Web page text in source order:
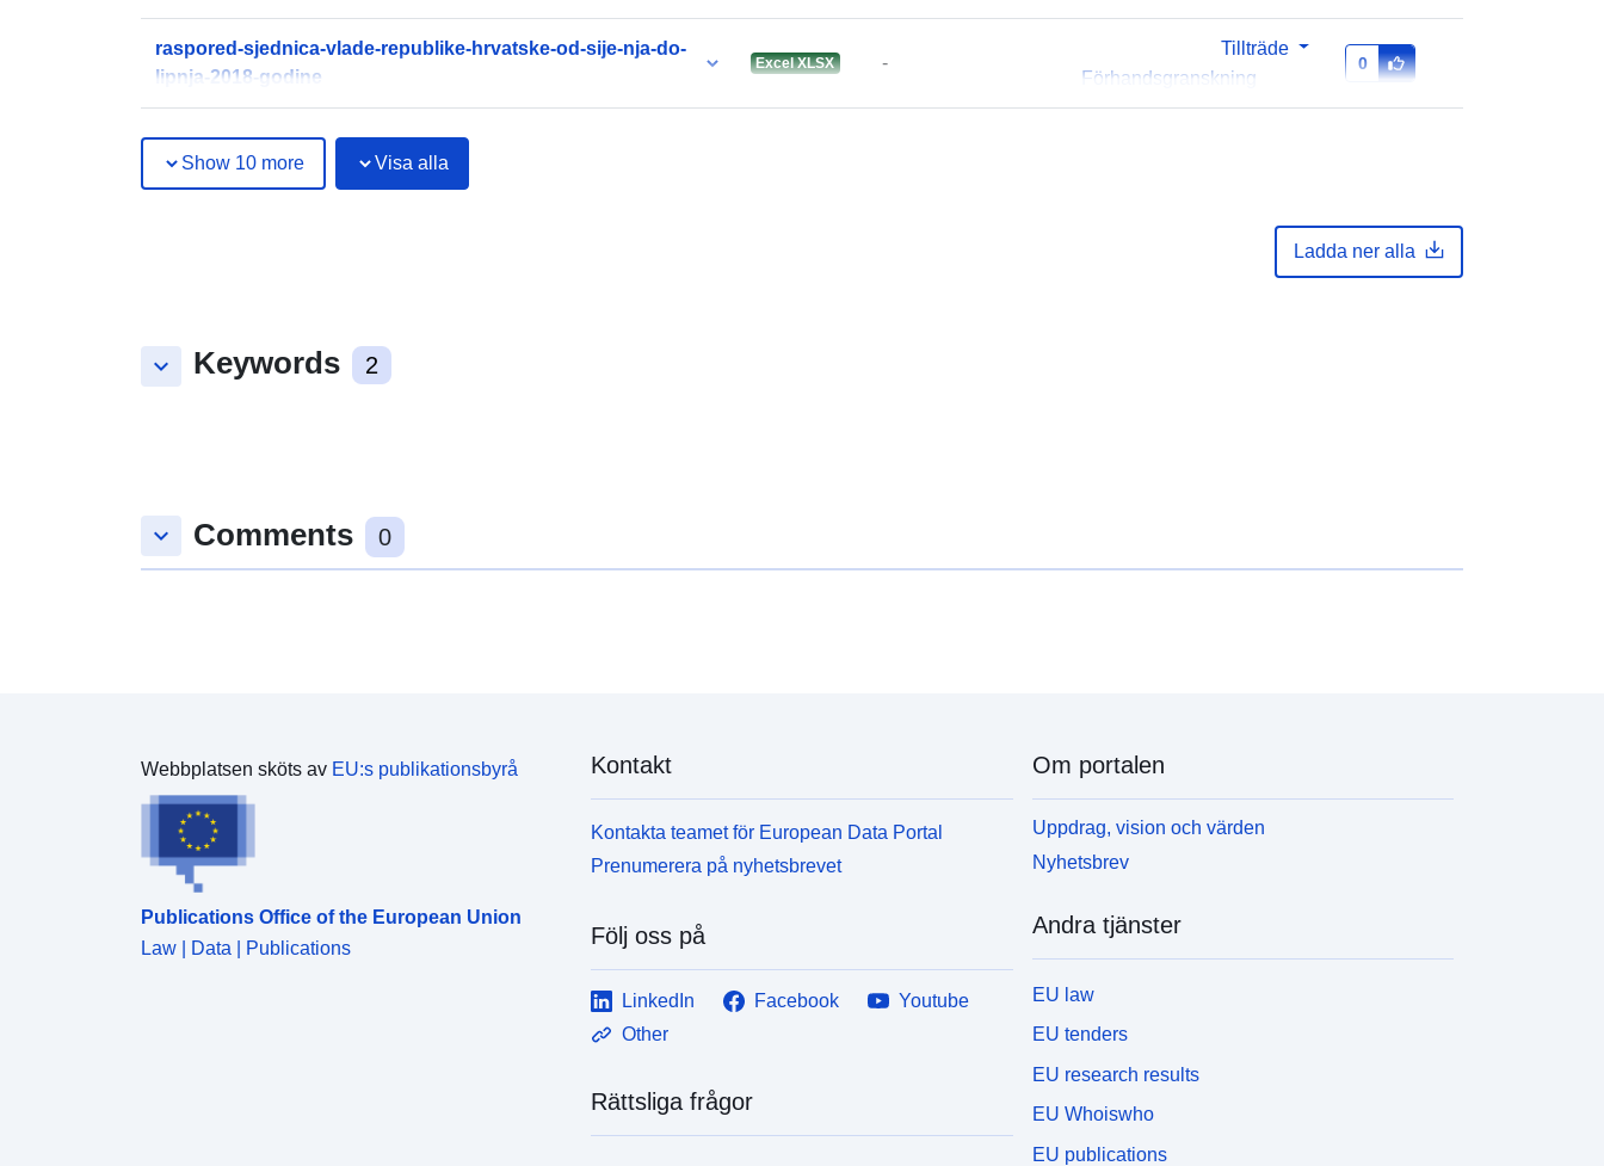
raspored-sjednica-vlade-republike-hrvatske-od-sije-nja-do-
lipnja-2018-godine
Excel XLSX -
Tillträde
Förhandsgranskning
0
Show 10 more Visa alla
Ladda ner alla
keyboard_arrow_down Keywords 2
keyboard_arrow_down Comments 0
Webbplatsen sköts av EU:s publikationsbyrå
Publications Office of the European Union
Law | Data | Publications
Kontakt
Kontakta teamet för European Data Portal
Prenumerera på nyhetsbrevet
Följ oss på
LinkedIn Facebook
Youtube
Other
Rättsliga frågor
Om portalen
Uppdrag, vision och värden
Nyhetsbrev
Andra tjänster
EU law
EU tenders
EU research results
EU Whoiswho
EU publications